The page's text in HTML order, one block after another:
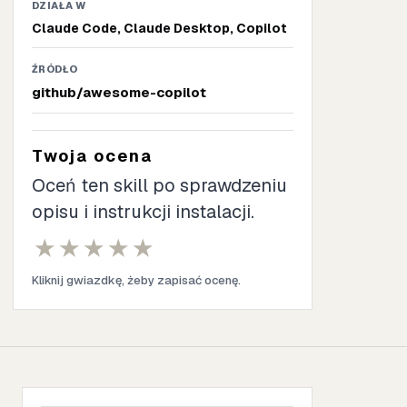
DZIAŁA W
Claude Code, Claude Desktop, Copilot
ŹRÓDŁO
github/awesome-copilot
Twoja ocena
Oceń ten skill po sprawdzeniu
opisu i instrukcji instalacji.
★ ★ ★ ★ ★
Kliknij gwiazdkę, żeby zapisać ocenę.